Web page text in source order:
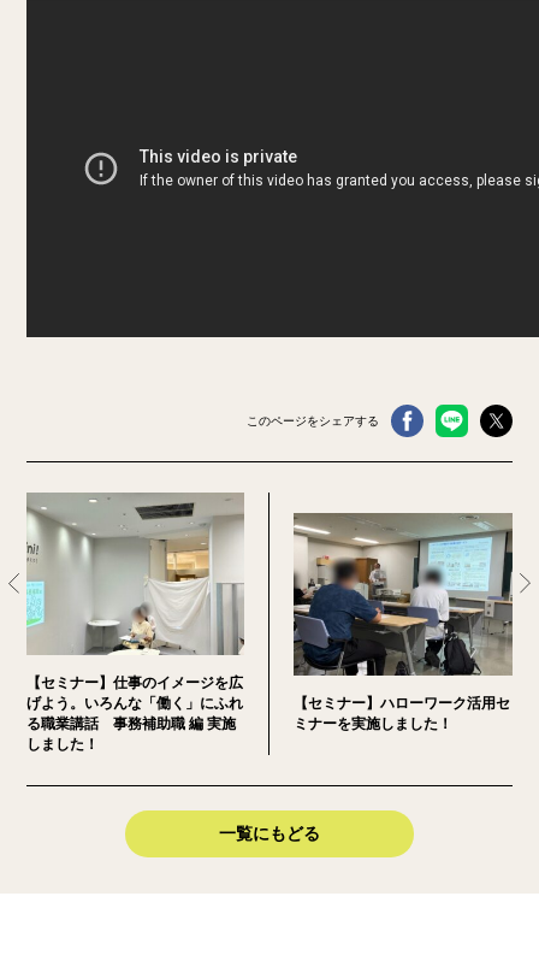
このページをシェアする
【セミナー】仕事のイメージを広
げよう。いろんな「働く」にふれ
る職業講話 事務補助職 編 実施
しました！
【セミナー】ハローワーク活用セ
ミナーを実施しました！
一覧にもどる